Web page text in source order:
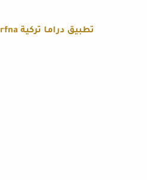
تطبيق دراما تركية